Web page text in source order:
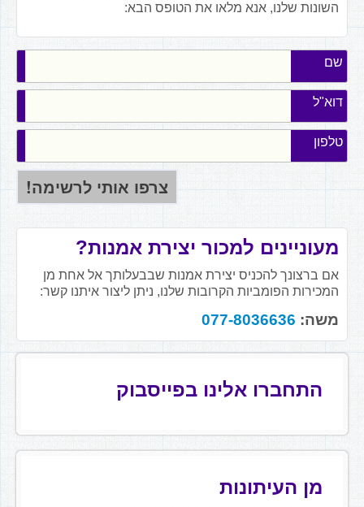
השונות שלנו, אנא מלאו את הטופס הבא:
שם
דוא"ל
טלפון
מעוניינים למכור יצירת אמנות?
אם ברצונך להכניס יצירת אמנות שבבעלותך אל אחת מן
המכירות הפומביות הקרובות שלנו, ניתן ליצור איתנו קשר:
משה: 077-8036636
התחברו אלינו בפייסבוק
מן העיתונות